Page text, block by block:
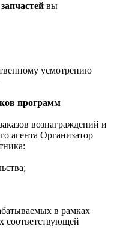
вы
усмотрению
программ
вознаграждений и
агента Организатор
в рамках
соответствующей